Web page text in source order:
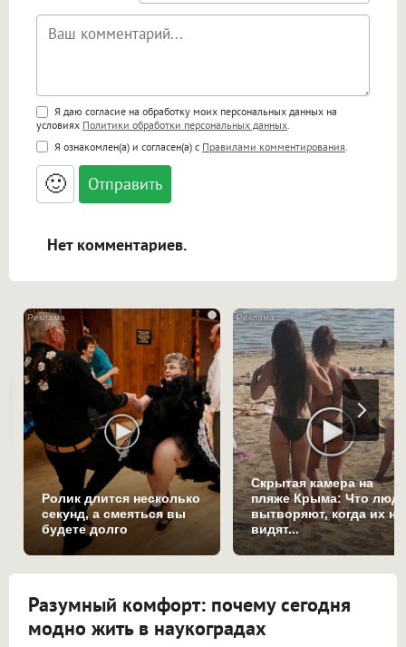
Поддержка HTML
<b>, <strong>, <u>, <i>, <em>, <s>, <big>,
<small>, <sup>, <sub>, <pre>, <ul>, <ol>, <li>,
<blockquote>, <code> экранирует HTML,
адреса URL автоматически становятся
ссылками, и [img]адрес[/img] будет
Я даю согласие на обработку моих персональных данных на
условиях Политики обработки персональных данных
Я ознакомлен(а) и согласен(а) с Правилами комментирования
🙂
Нет комментариев.
i
Ролик длится несколько
секунд, а смеяться вы
будете долго
Скрытая камера на
пляже Крыма: Что
вытворяют, когда их не
видят...
Разумный комфорт: почему сегодня
модно жить в наукоградах